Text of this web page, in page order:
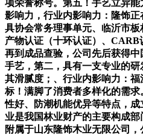
项荣誉称号。第五！手艺立异
影响力，行业内影响力：隆饰
具协会常务理事单元、临沂市
产物认证（十环认证）、
再到成品查验，公司先后获得
手艺，第二，具有一支专业的
其滑腻度；、行业内影响力：
标！满脚了消费者多样化的需
性好、防潮机能优异等特点，
业是我国林业财产的主要构成
附属于山东隆饰木业无限公司